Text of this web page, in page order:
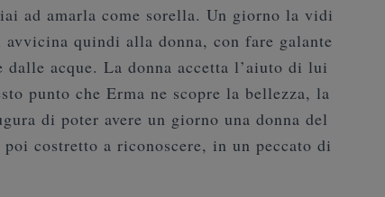
ad amarla come sorella. Un giorno la vidi
quindi alla donna, con fare galante
dalle acque. La donna accetta l’aiuto di lui
punto che Erma ne scopre la bellezza, la
di poter avere un giorno una donna del
poi costretto a riconoscere, in un peccato di